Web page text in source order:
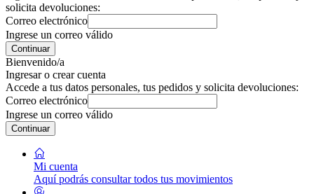
solicita devoluciones:
Correo electrónico
Ingrese un correo válido
Continuar
Bienvenido/a
Ingresar o crear cuenta
Accede a tus datos personales, tus pedidos y solicita devoluciones:
Correo electrónico
Ingrese un correo válido
Continuar
Mi cuenta
Aquí podrás consultar todos tus movimientos